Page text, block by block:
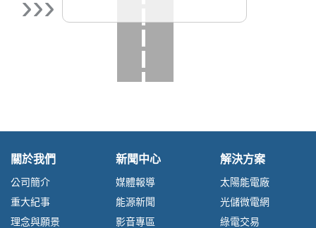
關於我們
公司簡介
重大紀事
理念與願景
新聞中心
媒體報導
能源新聞
影音專區
解決方案
太陽能電廠
光儲微電網
綠電交易